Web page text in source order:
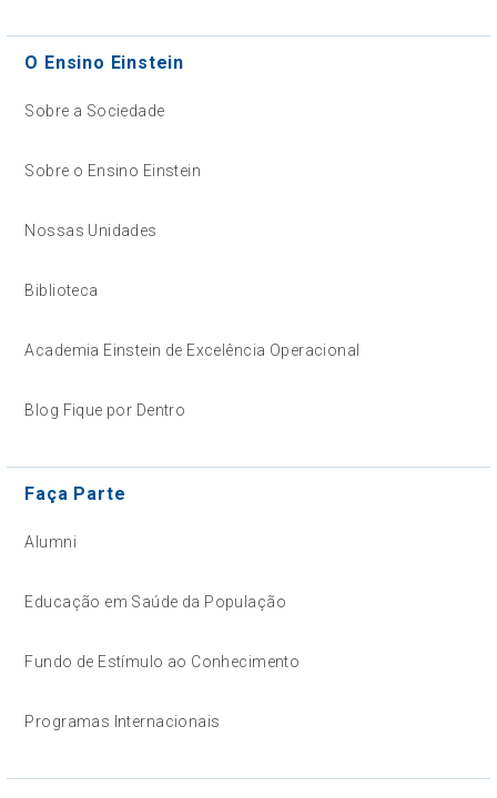
O Ensino Einstein
Sobre a Sociedade
Sobre o Ensino Einstein
Nossas Unidades
Biblioteca
Academia Einstein de Excelência Operacional
Blog Fique por Dentro
Faça Parte
Alumni
Educação em Saúde da População
Fundo de Estímulo ao Conhecimento
Programas Internacionais